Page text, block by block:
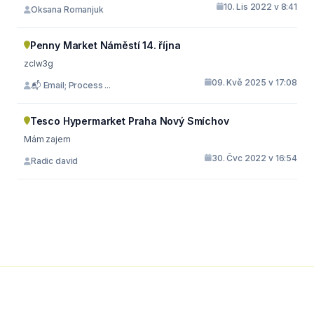
Oksana Romanjuk 10. Lis 2022 v 8:41
Penny Market Náměstí 14. října
zclw3g
📬 Email; Process ... 09. Kvě 2025 v 17:08
Tesco Hypermarket Praha Nový Smíchov
Mám zajem
Radic david 30. Čvc 2022 v 16:54